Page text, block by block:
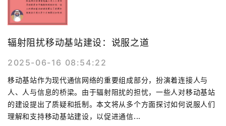
辐射阻扰移动基站建设：说服之道
2025-06-16 08:54:22
移动基站作为现代通信网络的重要组成部分，扮演着连接人与
人、人与信息的桥梁。由于辐射阻扰的担忧，一些人对移动基站
的建设提出了质疑和抵制。本文将从多个方面探讨如何说服人们
理解和支持移动基站建设，以促进通信...